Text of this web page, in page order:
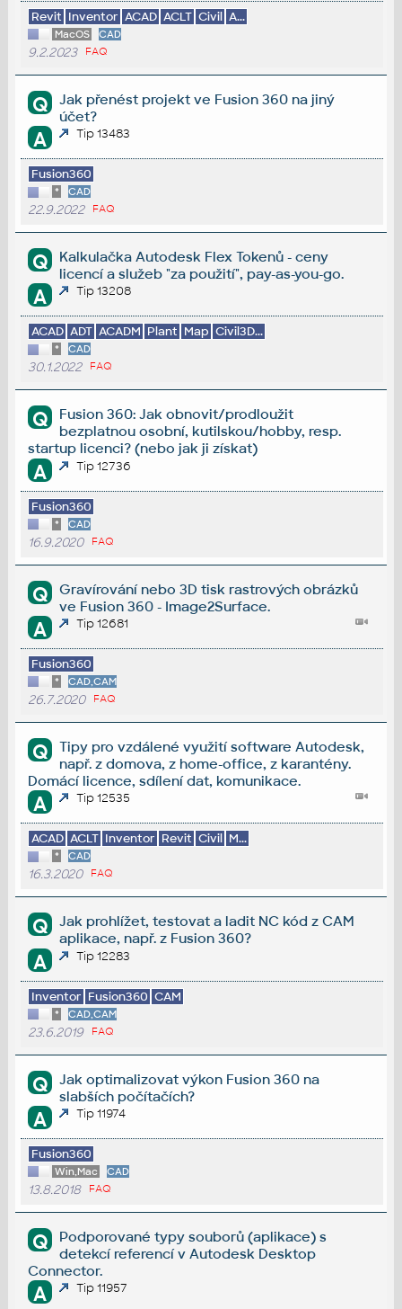
Revit Inventor ACAD ACLT Civil A...
MacOS CAD
9.2.2023 FAQ
Q
Jak přenést projekt ve Fusion 360 na jiný
účet?
A Tip 13483
Fusion360
* CAD
22.9.2022 FAQ
Q
Kalkulačka Autodesk Flex Tokenů - ceny
licencí a služeb "za použití", pay-as-you-go.
A Tip 13208
ACAD ADT ACADM Plant Map Civil3D...
* CAD
30.1.2022 FAQ
Q
Fusion 360: Jak obnovit/prodloužit
bezplatnou osobní, kutilskou/hobby, resp.
startup licenci? (nebo jak ji získat)
A Tip 12736
Fusion360
* CAD
16.9.2020 FAQ
Q
Gravírování nebo 3D tisk rastrových obrázků
ve Fusion 360 - Image2Surface.
A Tip 12681
Fusion360
* CAD,CAM
26.7.2020 FAQ
Q
Tipy pro vzdálené využití software Autodesk,
např. z domova, z home-office, z karantény.
Domácí licence, sdílení dat, komunikace.
A Tip 12535
ACAD ACLT Inventor Revit Civil M...
* CAD
16.3.2020 FAQ
Q
Jak prohlížet, testovat a ladit NC kód z CAM
aplikace, např. z Fusion 360?
A Tip 12283
Inventor Fusion360 CAM
* CAD,CAM
23.6.2019 FAQ
Q
Jak optimalizovat výkon Fusion 360 na
slabších počítačích?
A Tip 11974
Fusion360
Win,Mac CAD
13.8.2018 FAQ
Q
Podporované typy souborů (aplikace) s
detekcí referencí v Autodesk Desktop
Connector.
A Tip 11957